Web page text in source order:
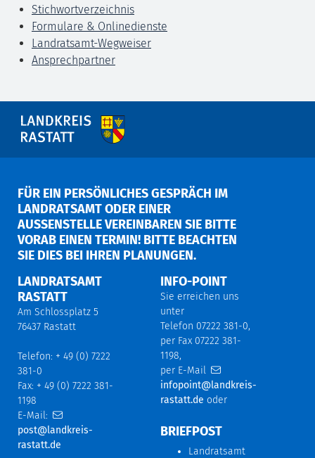
Stichwortverzeichnis
Formulare & Onlinedienste
Landratsamt-Wegweiser
Ansprechpartner
FÜR EIN PERSÖNLICHES GESPRÄCH IM
LANDRATSAMT ODER EINER
AUSSENSTELLE VEREINBAREN SIE BITTE V
ORAB EINEN TERMIN! BITTE BEACHTEN S
IE DIES BEI IHREN PLANUNGEN.
LANDRATSAMT
RASTATT
Am Schlossplatz 5
76437 Rastatt
Telefon: + 49 (0) 7222
381-0
Fax: + 49 (0) 7222 381-
1198
E-Mail:
post@landkreis-
rastatt.de
INFO-POINT
Sie erreichen uns
unter
Telefon 07222 381-0,
per Fax 07222 381-
1198,
per E-Mail
infopoint@landkreis-
rastatt.de oder
BRIEFPOST
Landratsamt